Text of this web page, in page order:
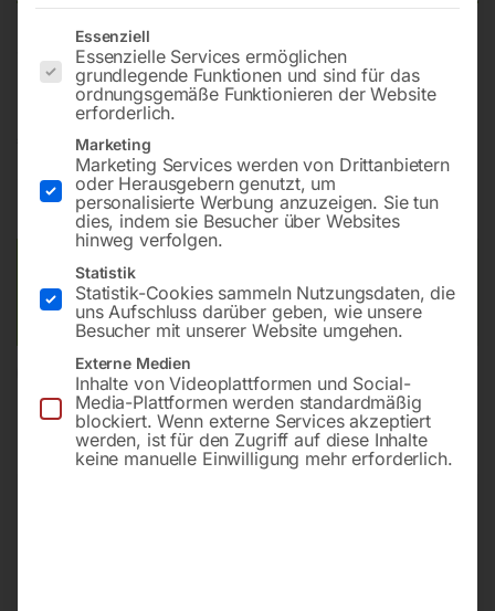
1640 DC (W000376582)
294,00
inkl. MwSt. zzgl.Versandkosten
Lieferzeit:ca. 2 - 3 Tage
Versandkosten Standard (Österreich):
Bitte beachten Sie: Die Versandkosten gelten für Österreich.
Andere Länder können abweichen.
In den Warenkorb
Es folgt eine Liste der Service-Gruppen, für die eine
Essenziell
Essenzielle Services ermöglichen
grundlegende Funktionen und sind für das
ordnungsgemäße Funktionieren der Website
erforderlich.
Marketing
Marketing Services werden von Drittanbietern
oder Herausgebern genutzt, um
personalisierte Werbung anzuzeigen. Sie tun
dies, indem sie Besucher über Websites
hinweg verfolgen.
Statistik
Statistik-Cookies sammeln Nutzungsdaten, die
uns Aufschluss darüber geben, wie unsere
Besucher mit unserer Website umgehen.
Externe Medien
Inhalte von Videoplattformen und Social-
Media-Plattformen werden standardmäßig
blockiert. Wenn externe Services akzeptiert
werden, ist für den Zugriff auf diese Inhalte
keine manuelle Einwilligung mehr erforderlich.